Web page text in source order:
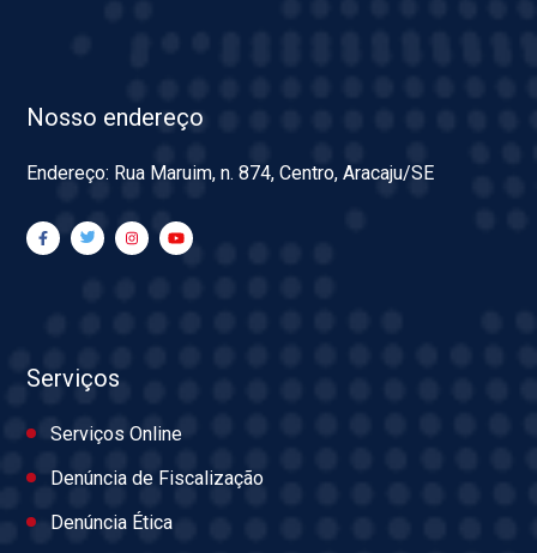
Nosso endereço
Endereço: Rua Maruim, n. 874, Centro, Aracaju/SE
Serviços
Serviços Online
Denúncia de Fiscalização
Denúncia Ética